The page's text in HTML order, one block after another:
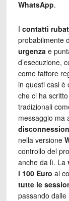
WhatsApp.
I contatti
probabilmente
urgenza e
d’esecuzione,
come fattore
in questi casi è
che ci ha
tradizionali
messaggio ma
nella versione
controllo del
anche da lì. La
i 100 Euro al
tutte le
passando dalle